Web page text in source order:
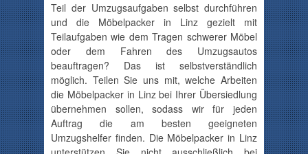
Teil der Umzugsaufgaben selbst durchführen
und die Möbelpacker in Linz gezielt mit
Teilaufgaben wie dem Tragen schwerer Möbel
oder dem Fahren des Umzugsautos
beauftragen? Das ist selbstverständlich
möglich. Teilen Sie uns mit, welche Arbeiten
die Möbelpacker in Linz bei Ihrer Übersiedlung
übernehmen sollen, sodass wir für jeden
Auftrag die am besten geeigneten
Umzugshelfer finden. Die Möbelpacker in Linz